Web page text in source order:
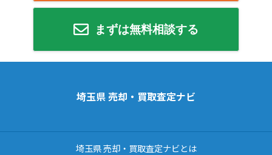
まずは無料相談する
埼玉県 売却・買取査定ナビ
埼玉県 売却・買取査定ナビとは